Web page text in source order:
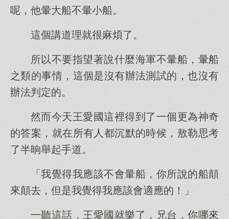
呢，他暈大船不暈小船。
這個講道理就很麻煩了。
所以不要指望著說什麼海軍不暈船，暈船
之類的事情，這個是沒有辦法測試的，也沒有
辦法判定的。
然而今天王愛國這裡得到了一個更為神奇
的答案，就在所有人都沉默的時候，敖勒思考
了半晌舉起手道。
「我覺得我應該不會暈船，你所說的船顛
來顛去，但是我覺得我應該會適應的！」
一聽這話，王愛國就樂了，兄台，你哪來